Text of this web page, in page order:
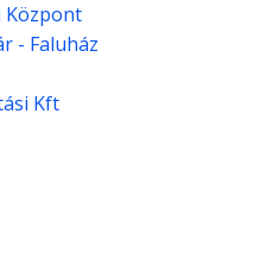
Központ
- Faluház
Kft